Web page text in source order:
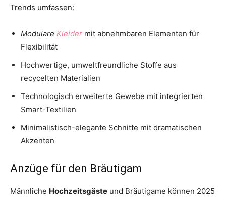
Trends umfassen:
Modulare Kleider mit abnehmbaren Elementen für
Flexibilität
Hochwertige, umweltfreundliche Stoffe aus
recycelten Materialien
Technologisch erweiterte Gewebe mit integrierten
Smart-Textilien
Minimalistisch-elegante Schnitte mit dramatischen
Akzenten
Anzüge für den Bräutigam
Männliche Hochzeitsgäste und Bräutigame können 2025